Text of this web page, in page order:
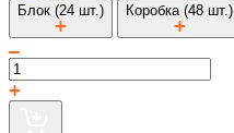
Блок (24 шт.) Коробка (48 шт.)